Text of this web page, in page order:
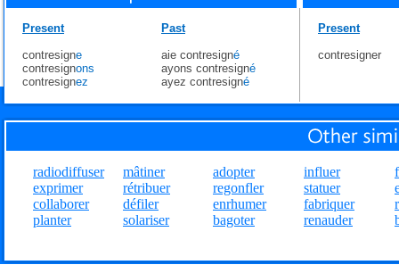
Present
contresigne
contresignons
contresignez
Past
aie contresigné
ayons contresigné
ayez contresigné
Present
contresigner
radiodiffuser
exprimer
collaborer
planter
mâtiner
rétribuer
défiler
solariser
adopter
regonfler
enrhumer
bagoter
influer
statuer
fabriquer
renauder